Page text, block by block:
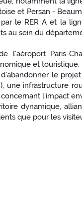
et Persan -
le RER A et la
au sein du
l'aéroport Paris-
et touristique.
le
une infrastructure
l'impact
dynamique,
que pour les